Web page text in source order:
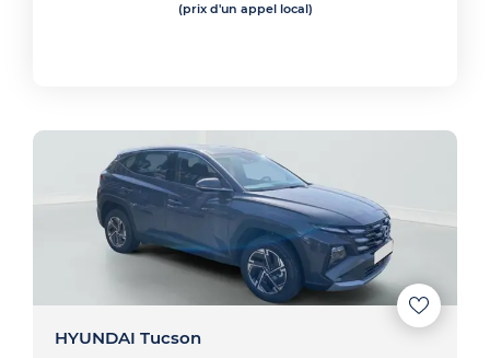
(prix d'un appel local)
HYUNDAI Tucson